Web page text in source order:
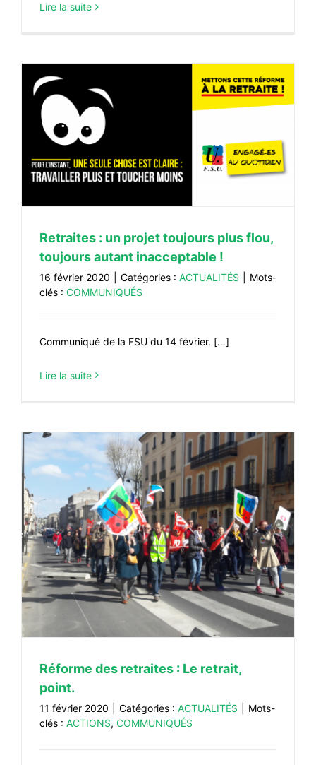
Lire la suite
Retraites : un projet toujours plus flou,
toujours autant inacceptable !
16 février 2020 Catégories : ACTUALITÉS
Mots-
clés : COMMUNIQUÉS
Communiqué de la FSU du 14 février. […]
Lire la suite
Réforme des retraites : Le retrait,
point.
11 février 2020 Catégories : ACTUALITÉS
Mots-
clés : ACTIONS, COMMUNIQUÉS